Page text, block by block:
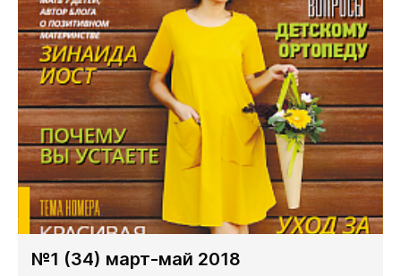
№1 (34) март-май 2018